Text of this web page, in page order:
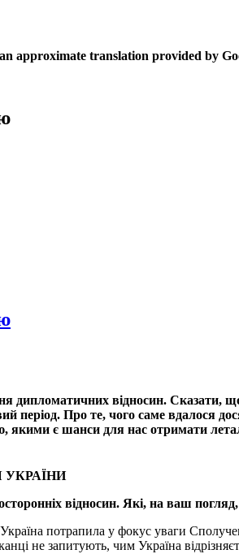
approximate translation provided by
відносин. Сказати, що
період. Про те, чого саме вдалося
якими є шанси для нас отримати
УКРАЇНИ
відносин. Які, на ваш
потрапила у фокус уваги
не запитують, чим Україна